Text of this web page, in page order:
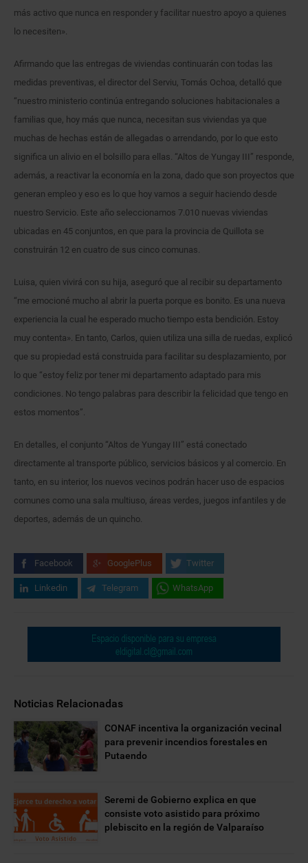
más activo que nunca en responder y facilitar nuestro apoyo a quienes
lo necesiten».
Afirmando que las entregas de viviendas continuarán con todas las
medidas preventivas, el director del Serviu, Tomás Ochoa, detalló que
“nuestro ministerio continúa entregando soluciones habitacionales a
familias que, hoy más que nunca, necesitan sus viviendas ya que
muchas de hechas están de allegadas o arrendando, por lo que esto
significa un alivio en el bolsillo para ellas. “Altos de Yungay III” responde,
además, a reactivar la economía en la zona, dado que son proyectos que
generan empleo y eso es lo que hoy vamos a seguir haciendo desde
nuestro Servicio. Este año seleccionamos 7.010 nuevas viviendas
ubicadas en 45 conjuntos, en que para la provincia de Quillota se
construirán 12 en cuatro de sus cinco comunas.
Luisa, quien vivirá con su hija, aseguró que al recibir su departamento
“me emocioné mucho al abrir la puerta porque es bonito. Es una nueva
experiencia la cual he esperado mucho tiempo esta bendición. Estoy
muy contenta». En tanto, Carlos, quien utiliza una silla de ruedas, explicó
que su propiedad está construida para facilitar su desplazamiento, por
lo que “estoy feliz por tener mi departamento adaptado para mis
condiciones. No tengo palabras para describir la felicidad que tengo en
estos momentos”.
En detalles, el conjunto “Altos de Yungay III” está conectado
directamente al transporte público, servicios básicos y al comercio. En
tanto, en su interior, los nuevos vecinos podrán hacer uso de espacios
comunes como una sala multiuso, áreas verdes, juegos infantiles y de
deportes, además de un quincho.
Facebook GooglePlus Twitter
Linkedin Telegram WhatsApp
Noticias Relacionadas
CONAF incentiva la organización vecinal
para prevenir incendios forestales en
Putaendo
Seremi de Gobierno explica en que
consiste voto asistido para próximo
plebiscito en la región de Valparaíso